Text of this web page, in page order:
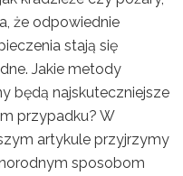
że odpowiednie
stają się
Jakie metody
będą najskuteczniejsze
przypadku? W
artykule przyjrzymy
sposobom